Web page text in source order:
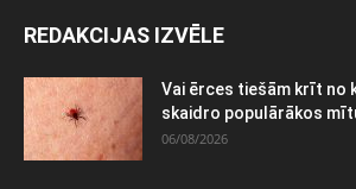
REDAKCIJAS IZVĒLE
Vai ērces tiešām krīt no
skaidro populārākos
06/08/2026